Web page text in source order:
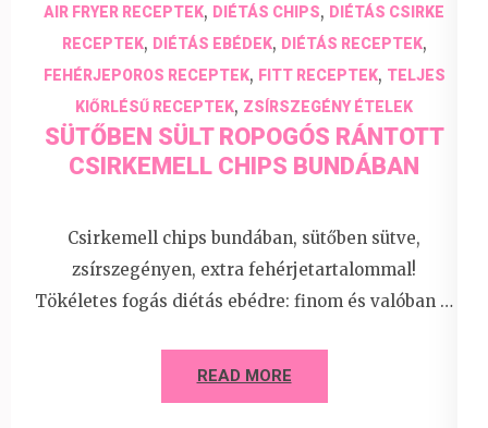
AIR FRYER RECEPTEK, DIÉTÁS CHIPS, DIÉTÁS CSIRKE
RECEPTEK, DIÉTÁS EBÉDEK, DIÉTÁS RECEPTEK,
FEHÉRJEPOROS RECEPTEK, FITT RECEPTEK, TELJES
KIŐRLÉSŰ RECEPTEK, ZSÍRSZEGÉNY ÉTELEK
SÜTŐBEN SÜLT ROPOGÓS RÁNTOTT
CSIRKEMELL CHIPS BUNDÁBAN
Csirkemell chips bundában, sütőben sütve,
zsírszegényen, extra fehérjetartalommal!
Tökéletes fogás diétás ebédre: finom és valóban …
READ MORE